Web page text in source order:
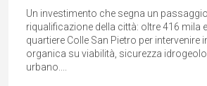
Un investimento che segna un
riqualificazione della città: oltre 416 mila
quartiere Colle San Pietro per intervenire
organica su viabilità, sicurezza
urbano....